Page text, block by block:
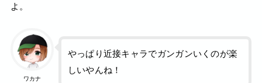
よ。
ワカナ
やっぱり近接キャラでガンガンいくのが楽
しいやんね！